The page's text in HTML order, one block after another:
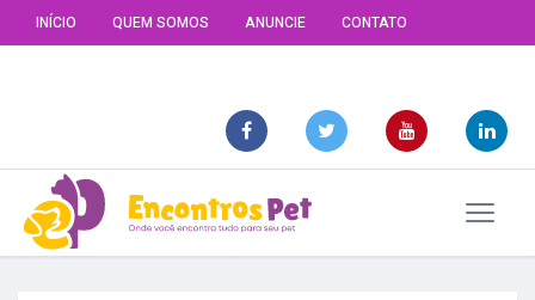
INÍCIO QUEM SOMOS ANUNCIE CONTATO